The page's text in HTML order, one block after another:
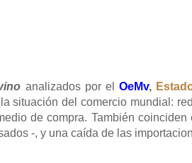
analizados por el OeMv,
situación del comercio mundial:
de compra. También
-, y una caída de las